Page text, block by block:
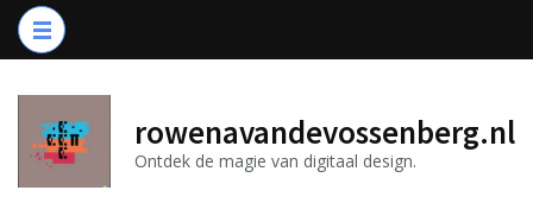
Ga
naar
(druk
Enter)
rowenavandevossenberg.nl
Ontdek de magie van digitaal design.